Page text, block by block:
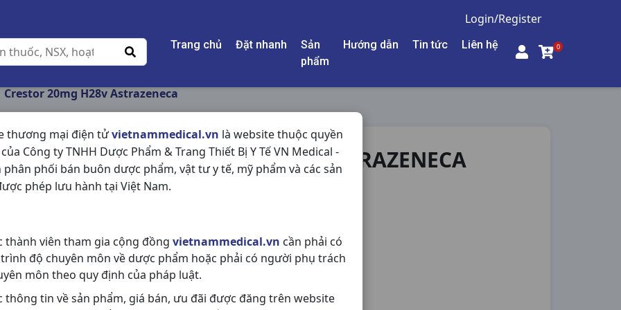
Login/Register
Trang chủ Đặt nhanh
Sản
phẩm
Hướng dẫn Tin tức Liên hệ 0
thương mại điện tửvietnammedical.vn là website thuộc quyền
Công ty TNHH Dược Phẩm & Trang Thiết Bị Y Tế VN Medical -
phân phối bán buôn dược phẩm, vật tư y tế, mỹ phẩm và các sản
phép lưu hành tại Việt Nam.
thành viên tham gia cộng đồng vietnammedical.vn cần phải có
độ chuyên môn về dược phẩm hoặc phải có người phụ trách
môn theo quy định của pháp luật.
thông tin về sản phẩm, giá bán, ưu đãi được đăng trên website
Crestor 20mg H28v Astrazeneca
CRESTOR 20MG H28V ASTRAZENECA
NSX:Astrazeneca
Chia sẻ qua mạng xã hội: